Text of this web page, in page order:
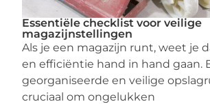
Essentiële checklist voor veilige
magazijnstellingen
Als je een magazijn runt, weet je
en efficiëntie hand in hand gaan.
georganiseerde en veilige
cruciaal om ongelukken